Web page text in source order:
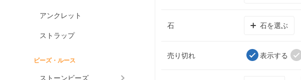
アンクレット
ストラップ
ビーズ・ルース
ストーンビーズ
石 石を選ぶ
売り切れ 表示する